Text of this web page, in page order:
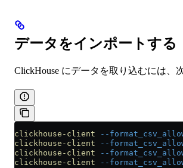
データをインポートする
ClickHouse にデータを取り込むには、
clickhouse-client --
clickhouse-client --
clickhouse-client --
clickhouse-client --